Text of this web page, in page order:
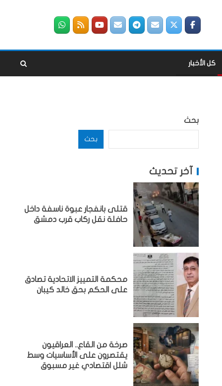
كل الأخبار
بحث
بحث
آخر تحديث
قتلى بانفجار عبوة ناسفة داخل
حافلة نقل ركاب قرب دمشق
محكمة التمييز الاتحادية تصادق
على الحكم بحق خالد كيبان
صرخة من القاع.. العراقيون
يقتصرون على الأساسيات وسط
شلل اقتصادي غير مسبوق